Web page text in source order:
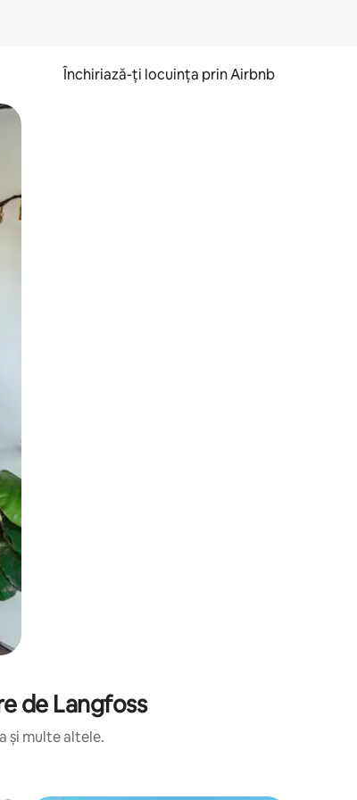
Închiriază-ți locuința prin Airbnb
de Langfoss
și multe altele.